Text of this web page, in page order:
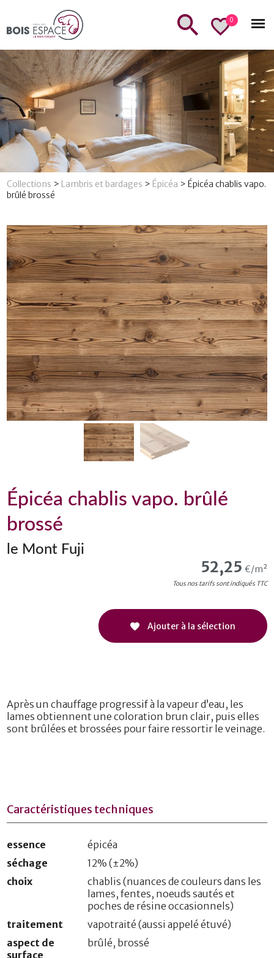
0
Collections > Lambris et bardages > Épicéa > Épicéa chablis vapo.
brûlé brossé
Caractéristiques techniques
essence
épicéa
séchage
12% (±2%)
choix
chablis (nuances de couleurs dans les
lames, fentes, noeuds sautés et
poches de résine occasionnels)
traitement
vapotraité (aussi appelé étuvé)
aspect de
surface
brûlé, brossé
Épicéa chablis vapo. brûlé
brossé
le Mont Fuji
52,25 €/m²
Tous nos tarifs sont indiqués TTC
Ajouter à la sélection
Après un chauffage progressif à la vapeur d’eau, les
lames obtiennent une coloration brun clair, puis elles
sont brûlées et brossées pour faire ressortir le veinage.